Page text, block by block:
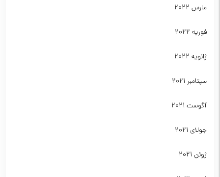
مارس 2022
فوریه 2022
ژانویه 2022
سپتامبر 2021
آگوست 2021
جولای 2021
ژوئن 2021